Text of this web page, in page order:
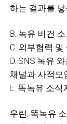
하는 결과를 낳
B. 녹유 비건
C. 외부협력 및
D. SNS 녹유
채널과 사적모
E. 똑녹유 소식
우린: 똑녹유